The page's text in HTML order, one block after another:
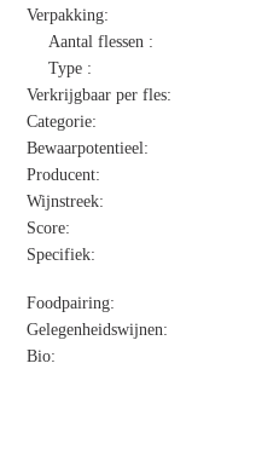
Verpakking:
Aantal flessen :
Type :
Verkrijgbaar per fles:
Categorie:
Bewaarpotentieel:
Producent:
Wijnstreek:
Score:
Specifiek:
Foodpairing:
Gelegenheidswijnen:
Bio: